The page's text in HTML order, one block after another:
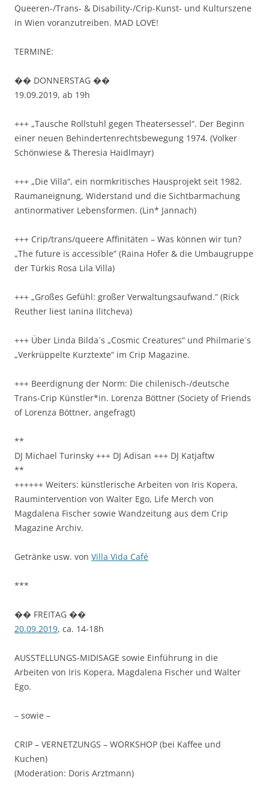
Queeren-/Trans- & Disability-/Crip-Kunst- und Kulturszene
in Wien voranzutreiben. MAD LOVE!
TERMINE:
�� DONNERSTAG ��
19.09.2019, ab 19h
+++ „Tausche Rollstuhl gegen Theatersessel“. Der Beginn
einer neuen Behindertenrechtsbewegung 1974. (Volker
Schönwiese & Theresia Haidlmayr)
+++ „Die Villa“, ein normkritisches Hausprojekt seit 1982.
Raumaneignung, Widerstand und die Sichtbarmachung
antinormativer Lebensformen. (Lin* Jannach)
+++ Crip/trans/queere Affinitäten – Was können wir tun?
„The future is accessible” (Raina Hofer & die Umbaugruppe
der Türkis Rosa Lila Villa)
+++ „Großes Gefühl: großer Verwaltungsaufwand.” (Rick
Reuther liest Ianina Ilitcheva)
+++ Über Linda Bilda´s „Cosmic Creatures“ und Philmarie´s
„Verkrüppelte Kurztexte“ im Crip Magazine.
+++ Beerdignung der Norm: Die chilenisch-/deutsche
Trans-Crip Künstler*in. Lorenza Böttner (Society of Friends
of Lorenza Böttner, angefragt)
**
DJ Michael Turinsky +++ DJ Adisan +++ DJ Katjaftw
**
++++++ Weiters: künstlerische Arbeiten von Iris Kopera,
Raumintervention von Walter Ego, Life Merch von
Magdalena Fischer sowie Wandzeitung aus dem Crip
Magazine Archiv.
Getränke usw. von Villa Vida Café
***
�� FREITAG ��
20.09.2019, ca. 14-18h
AUSSTELLUNGS-MIDISAGE sowie Einführung in die
Arbeiten von Iris Kopera, Magdalena Fischer und Walter
Ego.
– sowie –
CRIP – VERNETZUNGS – WORKSHOP (bei Kaffee und
Kuchen)
(Moderation: Doris Arztmann)